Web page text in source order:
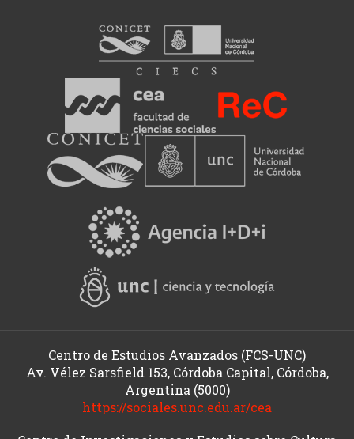
Centro de Estudios Avanzados (FCS-UNC)
Av. Vélez Sarsfield 153, Córdoba Capital, Córdoba,
Argentina (5000)
https://sociales.unc.edu.ar/cea